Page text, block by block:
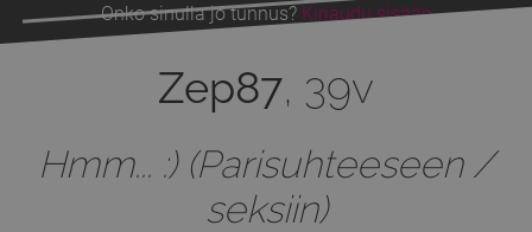
Onko sinulla jo tunnus? Kirjaudu sisään
Zep87, 39v
Hmm... :) (Parisuhteeseen /
seksiin)